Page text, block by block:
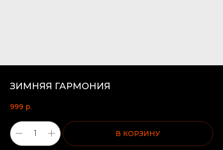
ЗИМНЯЯ ГАРМОНИЯ
999 р.
В КОРЗИНУ